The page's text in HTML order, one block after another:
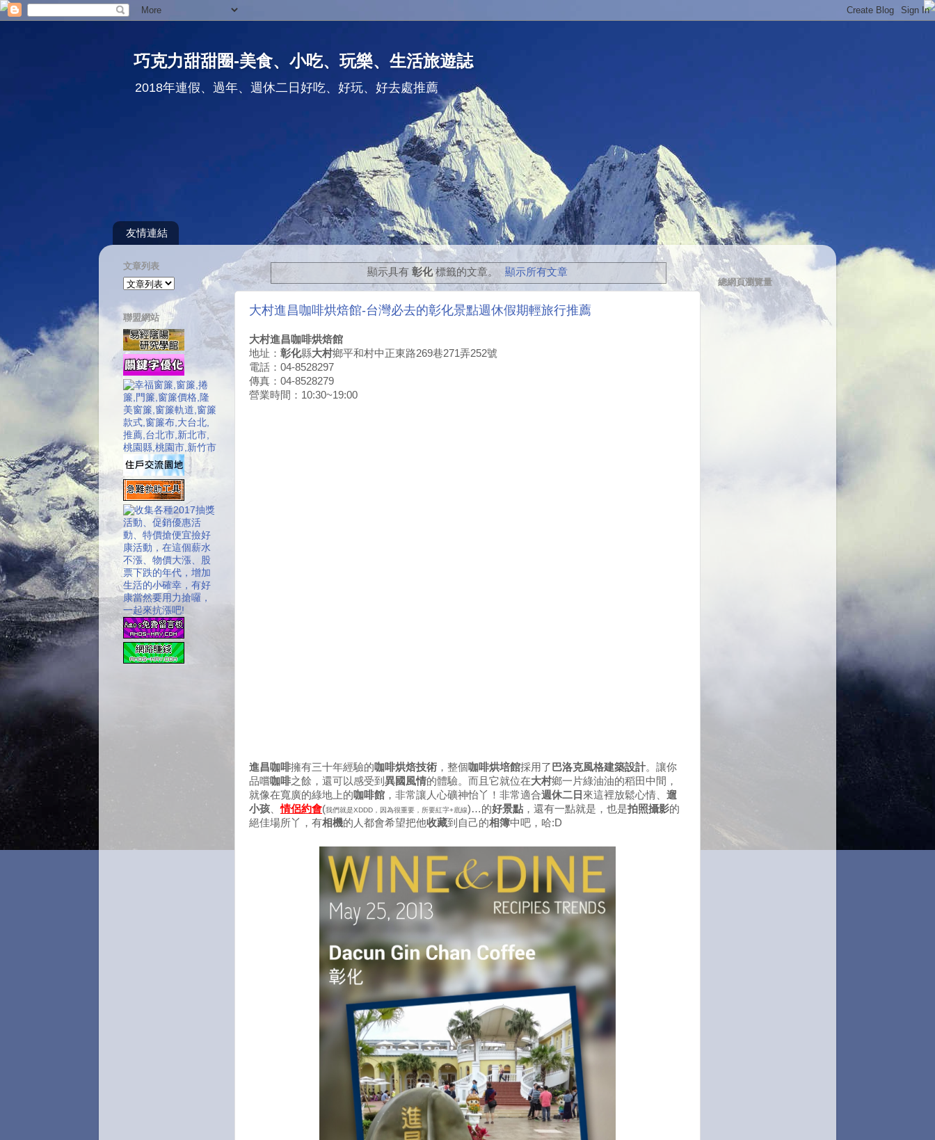
巧克力甜甜圈-美食、小吃、玩樂、生活旅遊誌
2018年連假、過年、週休二日好吃、好玩、好去處推薦
友情連結
顯示具有彰化標籤的文章。 顯示所有文章
大村進昌咖啡烘焙館-台灣必去的彰化景點週休假期輕旅行推薦
大村進昌咖啡烘焙館
地址： 彰化縣大村鄉平和村中正東路269巷271弄252號
電話：04-8528297
傳真：04-8528279
營業時間：10:30~19:00
進昌咖啡擁有三十年經驗的咖啡烘焙技術 ，整個 咖啡烘培館採用了 巴洛克風格建築設計。讓你
品嚐咖啡之餘，還可以感受到 異國風情的體驗。而且它就位在大村鄉一片綠油油的稻田中間，
就像在寬廣的綠地上的咖啡館 ，非常讓人心礦神怡丫！非常適合週休二日 來這裡放鬆心情、 遛
小孩 、情侶約會(我們就是XDDD，因為很重要，所要紅字+底線)…的好景點 ，還有一點就是，也是拍照攝影的
絕佳場所丫，有相機的人都會希望把他收藏到自己的相簿中吧，哈:D
文章列表
聯盟網站
總網頁瀏覽量